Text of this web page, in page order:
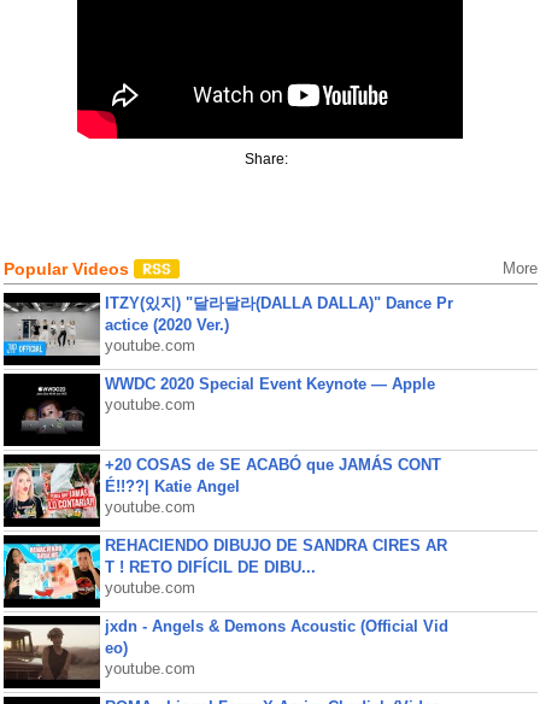
Share:
Popular Videos More
ITZY(있지) "달라달라(DALLA DALLA)" Dance Pr
actice (2020 Ver.)
youtube.com
WWDC 2020 Special Event Keynote — Apple
youtube.com
+20 COSAS de SE ACABÓ que JAMÁS CONT
É!!??| Katie Angel
youtube.com
REHACIENDO DIBUJO DE SANDRA CIRES AR
T ! RETO DIFÍCIL DE DIBU...
youtube.com
jxdn - Angels & Demons Acoustic (Official Vid
eo)
youtube.com